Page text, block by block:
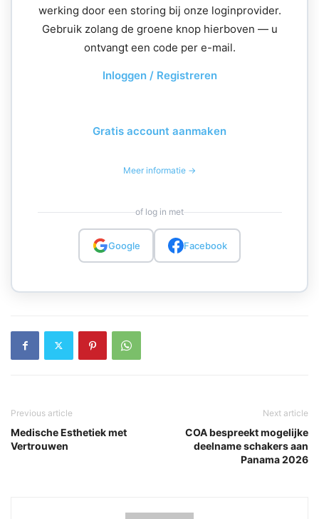
werking door een storing bij onze loginprovider.
Gebruik zolang de groene knop hierboven — u
ontvangt een code per e-mail.
Inloggen / Registreren
Gratis account aanmaken
Meer informatie →
of log in met
Google Facebook
Previous article
Medische Esthetiek met
Vertrouwen
Next article
COA bespreekt mogelijke
deelname schakers aan
Panama 2026